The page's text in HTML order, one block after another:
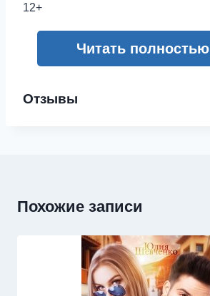
12+
Читать полностью
Отзывы
Похожие записи